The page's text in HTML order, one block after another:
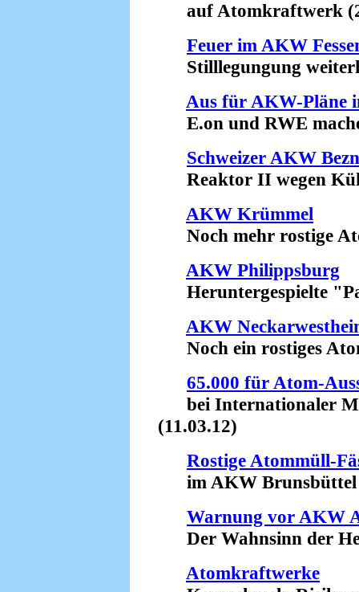
auf Atomkraftwerk
Feuer im AKW
Stilllegungung
Aus für AKW-Pläne
E.on und RWE
Schweizer AKW
Reaktor II wegen
AKW Krümmel
Noch mehr rostige
AKW Philippsburg
Heruntergespielte
AKW
Noch ein rostiges
65.000 für Atom-
bei Internationaler
(11.03.12)
Rostige Atommüll-
im AKW Brunsbüttel
Warnung vor AKW
Der Wahnsinn der
Atomkraftwerke